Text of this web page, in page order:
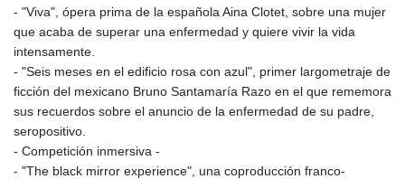
- "Viva", ópera prima de la española Aina Clotet, sobre una mujer
que acaba de superar una enfermedad y quiere vivir la vida
intensamente.
- "Seis meses en el edificio rosa con azul", primer largometraje de
ficción del mexicano Bruno Santamaría Razo en el que rememora
sus recuerdos sobre el anuncio de la enfermedad de su padre,
seropositivo.
- Competición inmersiva -
- "The black mirror experience", una coproducción franco-